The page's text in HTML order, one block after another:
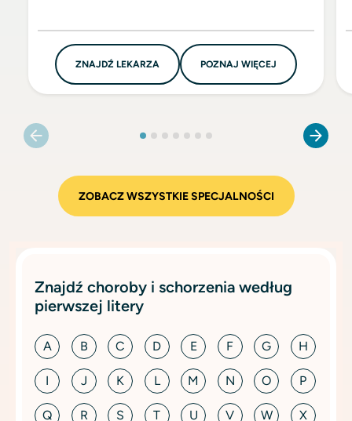
ZNAJDŹ LEKARZA POZNAJ WIĘCEJ
ZOBACZ WSZYSTKIE SPECJALNOŚCI
Znajdź choroby i schorzenia według
pierwszej litery
A B C D E F G H
I J K L M N O P
Q R S T U V W X